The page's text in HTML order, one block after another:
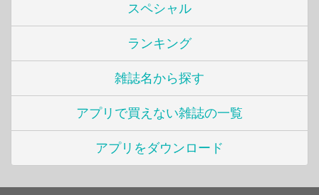
スペシャル
ランキング
雑誌名から探す
アプリで買えない雑誌の一覧
アプリをダウンロード